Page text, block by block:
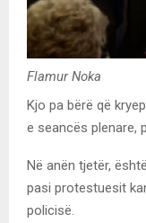
Flamur Noka
Kjo pa bërë që
e seancës plenare,
Në anën tjetër,
pasi protestuesit
policisë.